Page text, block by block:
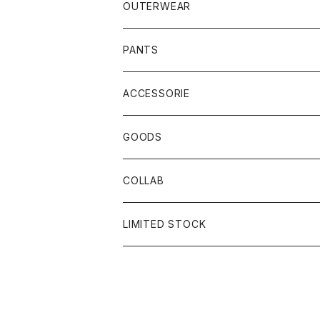
OUTERWEAR
PANTS
ACCESSORIE
CAP
BUCKET HAT
SOCKS
GOODS
STICKER
GLASS
COLLAB
×岩井ジョニ男
LIMITED STOCK